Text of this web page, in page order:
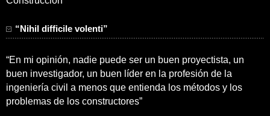
“Nihil difficile volenti”
“En mi opinión, nadie puede ser un buen proyectista, un
buen investigador, un buen líder en la profesión de la
ingeniería civil a menos que entienda los métodos y los
problemas de los constructores”